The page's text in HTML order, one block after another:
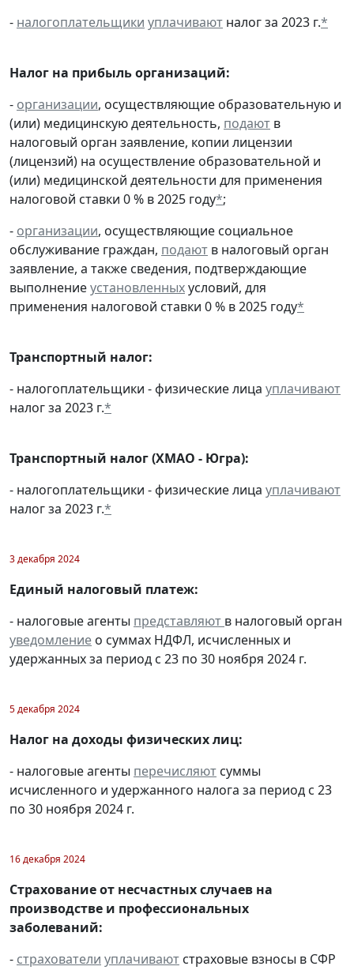
- налогоплательщики уплачивают налог за 2023 г.*
Налог на прибыль организаций:
- организации, осуществляющие образовательную и
(или) медицинскую деятельность, подают в
налоговый орган заявление, копии лицензии
(лицензий) на осуществление образовательной и
(или) медицинской деятельности для применения
налоговой ставки 0 % в 2025 году*;
- организации, осуществляющие социальное
обслуживание граждан, подают в налоговый орган
заявление, а также сведения, подтверждающие
выполнениеустановленныхусловий, для
применения налоговой ставки 0 % в 2025 году*
Транспортный налог:
- налогоплательщики - физические лица уплачивают
налог за 2023 г.*
Транспортный налог (ХМАО - Югра):
- налогоплательщики - физические лица уплачивают
налог за 2023 г.*
3 декабря 2024
Единый налоговый платеж:
- налоговые агенты представляют в налоговый орган
уведомление о суммах НДФЛ, исчисленных и
удержанных за период с 23 по 30 ноября 2024 г.
5 декабря 2024
Налог на доходы физических лиц:
- налоговые агенты перечисляют суммы
исчисленного и удержанного налога за период с 23
по 30 ноября 2024 г.
16 декабря 2024
Страхование от несчастных случаев на
производстве и профессиональных
заболеваний:
- страхователи уплачивают страховые взносы в СФР